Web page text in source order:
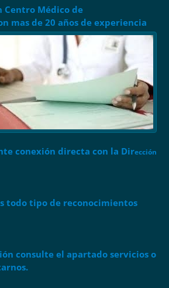
Centro Médico de
mas de 20 años de experiencia
conexión directa con la Dirección
todo tipo de reconocimientos
consulte el apartado servicios o